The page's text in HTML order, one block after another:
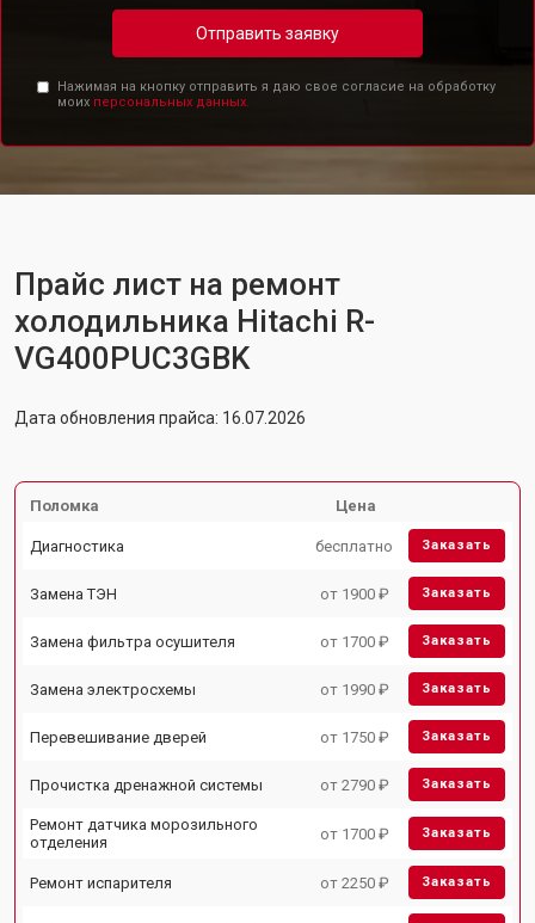
Отправить заявку
Нажимая на кнопку отправить я даю свое согласие на обработку
моих персональных данных.
Прайс лист на ремонт
холодильника Hitachi R-
VG400PUC3GBK
Дата обновления прайса: 16.07.2026
Поломка Цена
Диагностика бесплатно Заказать
Замена ТЭН от 1900 ₽ Заказать
Замена фильтра осушителя от 1700 ₽ Заказать
Замена электросхемы от 1990 ₽ Заказать
Перевешивание дверей от 1750 ₽ Заказать
Прочистка дренажной системы от 2790 ₽ Заказать
Ремонт датчика морозильного
отделения
от 1700 ₽ Заказать
Ремонт испарителя от 2250 ₽ Заказать